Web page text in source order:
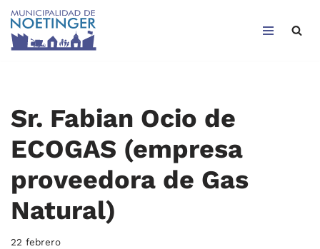
Saltar
Sr. Fabian Ocio de
ECOGAS (empresa
proveedora de Gas
Natural)
22 febrero